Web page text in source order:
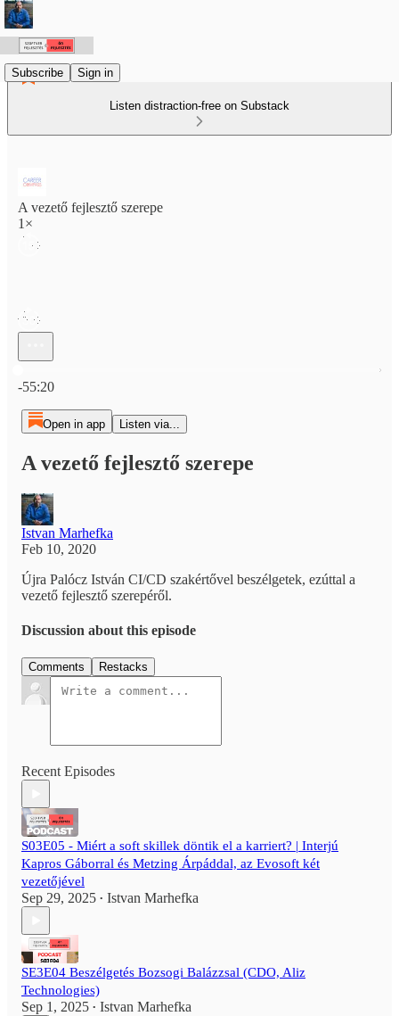
Subscribe Sign in
Listen distraction-free on Substack
A vezető fejlesztő szerepe
1×
-55:20
Open in app Listen via...
A vezető fejlesztő szerepe
Istvan Marhefka
Feb 10, 2020
Újra Palócz István CI/CD szakértővel beszélgetek, ezúttal a
vezető fejlesztő szerepéről.
Discussion about this episode
Comments Restacks
Recent Episodes
S03E05 - Miért a soft skillek döntik el a karriert? | Interjú
Kapros Gáborral és Metzing Árpáddal, az Evosoft két
vezetőjével
Sep 29, 2025 • Istvan Marhefka
SE3E04 Beszélgetés Bozsogi Balázzsal (CDO, Aliz
Technologies)
Sep 1, 2025 • Istvan Marhefka